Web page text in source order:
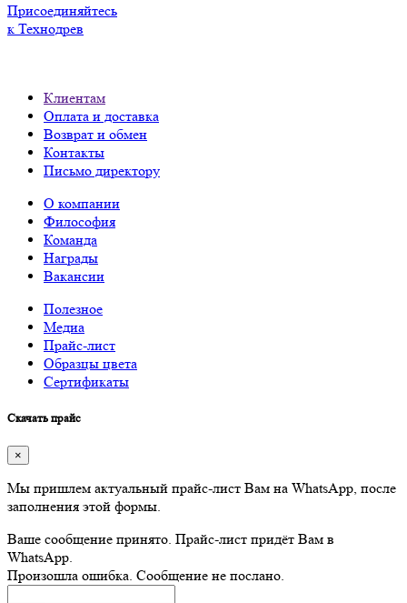
Присоединяйтесь
к Технодрев
Клиентам
Оплата и доставка
Возврат и обмен
Контакты
Письмо директору
О компании
Философия
Команда
Награды
Вакансии
Полезное
Медиа
Прайс-лист
Образцы цвета
Сертификаты
Скачать прайс
×
Мы пришлем актуальный прайс-лист Вам на WhatsApp, после
заполнения этой формы.
Ваше сообщение принято. Прайс-лист придёт Вам в
WhatsApp.
Произошла ошибка. Сообщение не послано.